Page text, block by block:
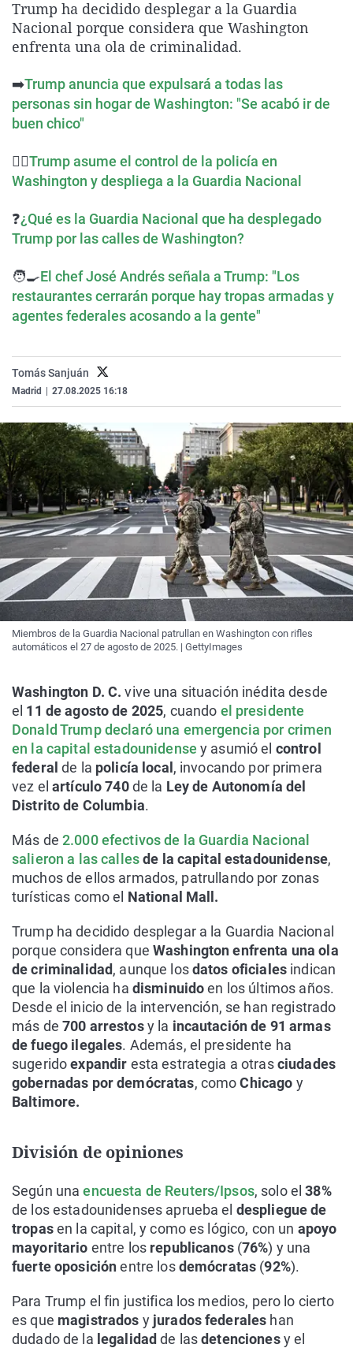
La rosa de los vientos
Gente viajera
Caso
Retornados
Operación Viuda
Extremadura
Galicia
Navarra
Virales
Televisión
Trump ha decidido desplegar a la Guardia
Nacional porque considera que Washington
enfrenta una ola de criminalidad.
➡️Trump anuncia que expulsará a todas las
personas sin hogar de Washington: "Se acabó ir de
buen chico"
👮‍♂️Trump asume el control de la policía en
Washington y despliega a la Guardia Nacional
❓¿Qué es la Guardia Nacional que ha desplegado
Trump por las calles de Washington?
🧑‍🍳El chef José Andrés señala a Trump: "Los
restaurantes cerrarán porque hay tropas armadas y
agentes federales acosando a la gente"
Tomás Sanjuán
Madrid 27.08.2025 16:18
Miembros de la Guardia Nacional patrullan en Washington con rifles
automáticos el 27 de agosto de 2025. | GettyImages
Washington D. C. vive una situación inédita desde
el 11 de agosto de 2025, cuando el presidente
Donald Trump declaró una emergencia por crimen
en la capital estadounidense y asumió el control
federal de la policía local , invocando por primera
vez el artículo 740de la Ley de Autonomía del
Distrito de Columbia.
Más de 2.000 efectivos de la Guardia Nacional
salieron a las callesde la capital estadounidense,
muchos de ellos armados, patrullando por zonas
turísticas como el National Mall.
Trump ha decidido desplegar a la Guardia Nacional
porque considera que Washington enfrenta una ola
de criminalidad, aunque losdatos oficiales indican
que la violencia ha disminuidoen los últimos años.
Desde el inicio de la intervención, se han registrado
más de 700 arrestosy la incautación de 91 armas
de fuego ilegales. Además, el presidente ha
sugeridoexpandir esta estrategia a otrasciudades
gobernadas por demócratas, comoChicago y
Baltimore.
División de opiniones
Según unaencuesta de Reuters/Ipsos, solo el38%
de los estadounidenses aprueba el despliegue de
tropasen la capital, y como es lógico, con un apoyo
mayoritario entre los republicanos(76%) y una
fuerte oposiciónentre losdemócratas (92%).
Para Trump el fin justifica los medios, pero lo cierto
es que magistrados y jurados federales han
dudado de la legalidad de lasdetencionesy el